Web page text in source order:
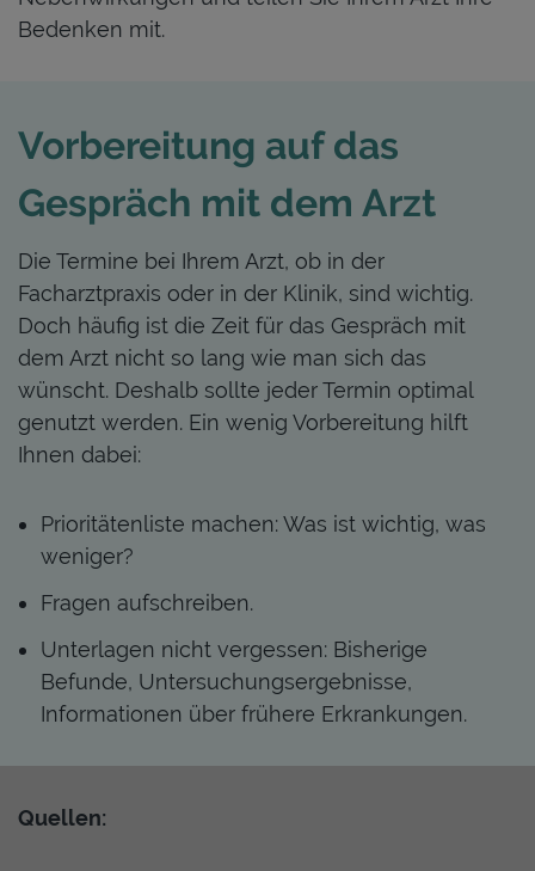
Bedenken mit.
Vorbereitung auf das
Gespräch mit dem Arzt
Die Termine bei Ihrem Arzt, ob in der
Facharztpraxis oder in der Klinik, sind wichtig.
Doch häufig ist die Zeit für das Gespräch mit
dem Arzt nicht so lang wie man sich das
wünscht. Deshalb sollte jeder Termin optimal
genutzt werden. Ein wenig Vorbereitung hilft
Ihnen dabei:
Prioritätenliste machen: Was ist wichtig, was
weniger?
Fragen aufschreiben.
Unterlagen nicht vergessen: Bisherige
Befunde, Untersuchungsergebnisse,
Informationen über frühere Erkrankungen.
Quellen: